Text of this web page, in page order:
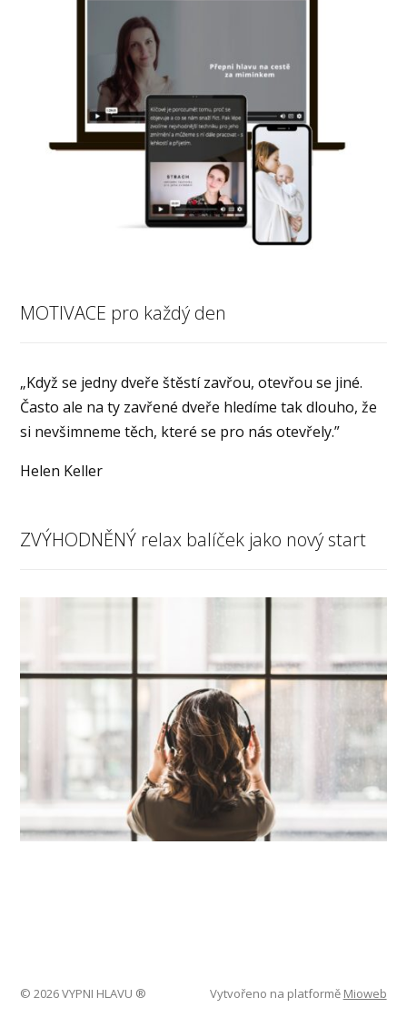
MOTIVACE pro každý den
„Když se jedny dveře štěstí zavřou, otevřou se jiné.
Často ale na ty zavřené dveře hledíme tak dlouho, že
si nevšimneme těch, které se pro nás otevřely.”
Helen Keller
ZVÝHODNĚNÝ relax balíček jako nový start
© 2026 VYPNI HLAVU ® Vytvořeno na platformě Mioweb